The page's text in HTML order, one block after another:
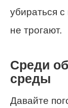
убираться с
не трогают.
Среди
среды
Давайте